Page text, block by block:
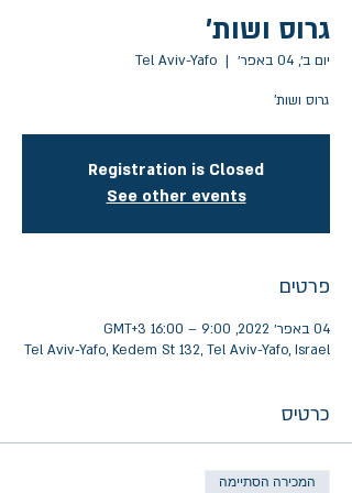
גרוס ושות'
יום ב׳, 04 באפר׳
  |
Tel Aviv-Yafo
גרוס ושות'
Registration is Closed
See other events
פרטים
04 באפר׳ 2022, 9:00 – 16:00 GMT‎+3‎
Tel Aviv-Yafo, Kedem St 132, Tel Aviv-Yafo, Israel
כרטיס
המכירה הסתיימה